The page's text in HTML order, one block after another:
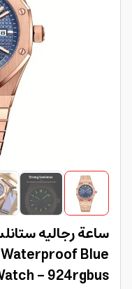
ساعة رجاليه
Blue
- 924rgbus